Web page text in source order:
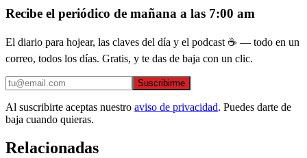
Recibe el periódico de mañana a las 7:00 am
El diario para hojear, las claves del día y el podcast ☕ — todo en un
correo, todos los días. Gratis, y te das de baja con un clic.
Suscribirme
Al suscribirte aceptas nuestro aviso de privacidad. Puedes darte de
baja cuando quieras.
Relacionadas